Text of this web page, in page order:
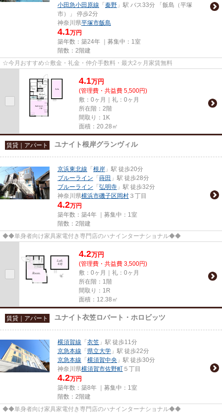
小田急小田原線 「 秦野 」駅 バス33分 「飯島（平塚
市）」 停歩2分
神奈川県平塚市飯島
4.1万円
築年数：築24年 ｜募集中： 1室
階数：2階建
☆今月おすすめ☆敷金・礼金・仲介手数料・最大2ヶ月家賃無料
4.1万円
(管理費・共益費 5,500円)
敷：0ヶ月｜礼：0ヶ月
所在階：2階
間取り：1K
面積：20.28㎡
賃貸｜アパート ユナイト根岸グランヴィル
京浜東北線 「 根岸 」駅 徒歩20分
ブルーライン 「 蒔田 」駅 徒歩28分
ブルーライン 「 弘明寺 」駅 徒歩32分
神奈川県横浜市磯子区 岡村 ３丁目
4.2万円
築年数：築4年 ｜募集中： 1室
階数：2階建
◆◆単身者向け家具家電付き専門店のハナインターナショナル◆◆
4.2万円
(管理費・共益費 3,500円)
敷：0ヶ月｜礼：0ヶ月
所在階：1階
間取り：1R
面積：12.38㎡
賃貸｜アパート ユナイト衣笠ロバート・ホロビッツ
横須賀線 「 衣笠 」駅 徒歩11分
京急本線 「 県立大学 」駅 徒歩22分
京急本線 「 横須賀中央 」駅 徒歩30分
神奈川県横須賀市佐野町 ５丁目
4.2万円
築年数：築8年 ｜募集中： 1室
階数：2階建
◆◆単身者向け家具家電付き専門店のハナインターナショナル◆◆